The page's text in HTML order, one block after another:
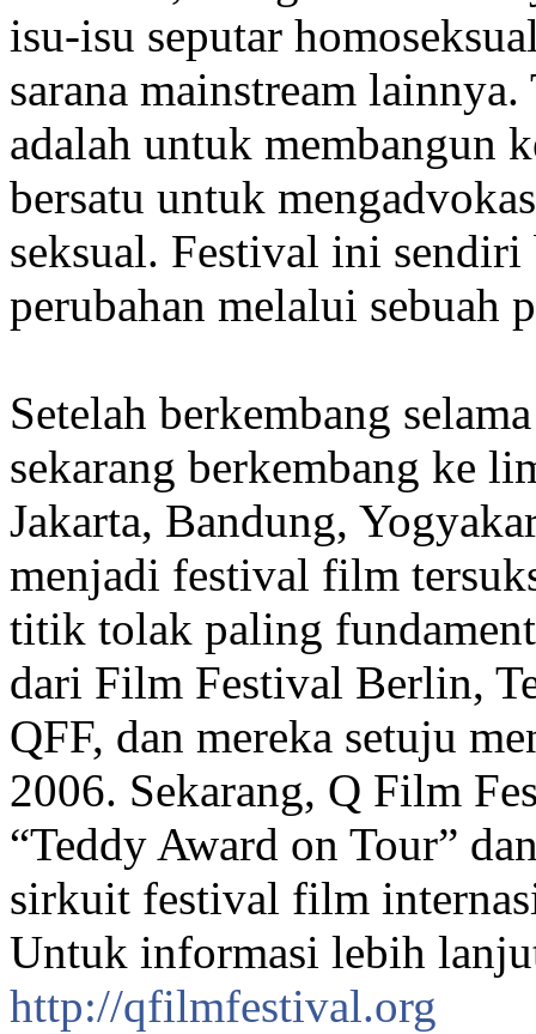
isu-isu seputar
sarana mainstream
adalah untuk membangun
bersatu untuk
seksual. Festival ini
perubahan melalui sebuah
Setelah berkembang
sekarang berkembang ke
Jakarta, Bandung,
menjadi festival film
titik tolak paling
dari Film Festival Berlin,
QFF, dan mereka setuju
2006. Sekarang, Q Film
“Teddy Award on Tour”
sirkuit festival film
Untuk informasi lebih
http://qfilmfestival.org